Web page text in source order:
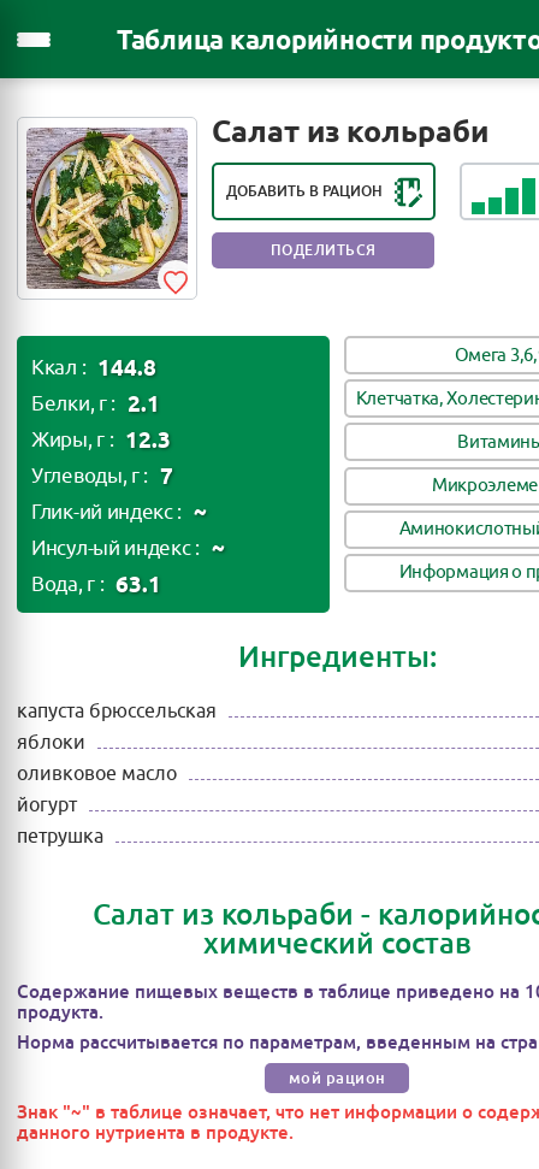
Таблица калорийности
Салат из кольраби
ДОБАВИТЬ В РАЦИОН
ПОДЕЛИТЬСЯ
Ккал : 144.8
Белки, г : 2.1
Жиры, г : 12.3
Углеводы, г : 7
Глик-ий индекс : ~
Инсул-ый индекс : ~
Вода, г : 63.1
Омега
Клетчатка,
Информация о
Ингредиенты:
капуста брюссельская
яблоки
оливковое масло
йогурт
петрушка
Салат из кольраби -
химический состав
Содержание пищевых веществ в таблице приведено на
продукта.
Норма рассчитывается по параметрам, введенным на
мой рацион
Знак "~" в таблице означает, что нет информации о
данного нутриента в продукте.